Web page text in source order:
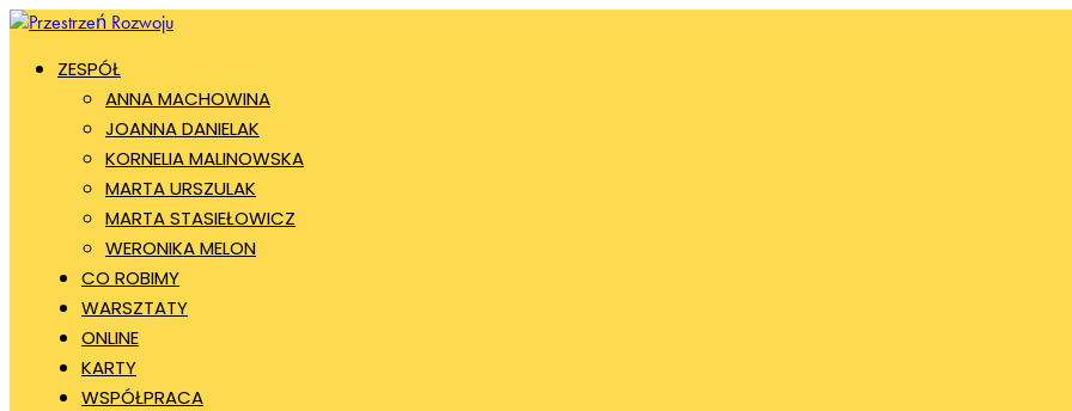
ZESPÓŁ
ANNA MACHOWINA
JOANNA DANIELAK
KORNELIA MALINOWSKA
MARTA URSZULAK
MARTA STASIEŁOWICZ
WERONIKA MELON
CO ROBIMY
WARSZTATY
ONLINE
KARTY
WSPÓŁPRACA